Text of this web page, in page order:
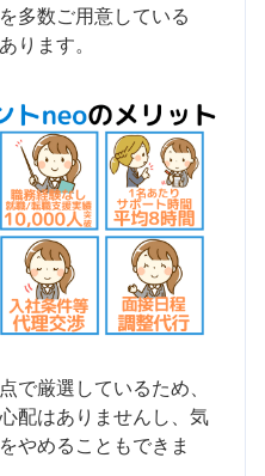
多数ご用意している
ります。
で厳選しているため、
配はありませんし、気
やめることもできま